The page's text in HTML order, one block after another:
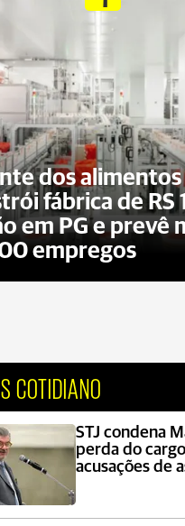
dos alimentos
fábrica de RS 1
em PG e prevê
empregos
COTIDIANO
STJ condena
perda do
acusações de